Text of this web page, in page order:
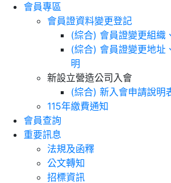
會員專區
會員證資料變更登記
(綜合) 會員證變更組織
(綜合) 會員證變更地址
明
新設立營造公司入會
(綜合) 新入會申請說明
115年繳費通知
會員查詢
重要訊息
法規及函釋
公文轉知
招標資訊